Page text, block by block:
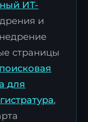
ИТ-
и
страницы
поисковая
для
,